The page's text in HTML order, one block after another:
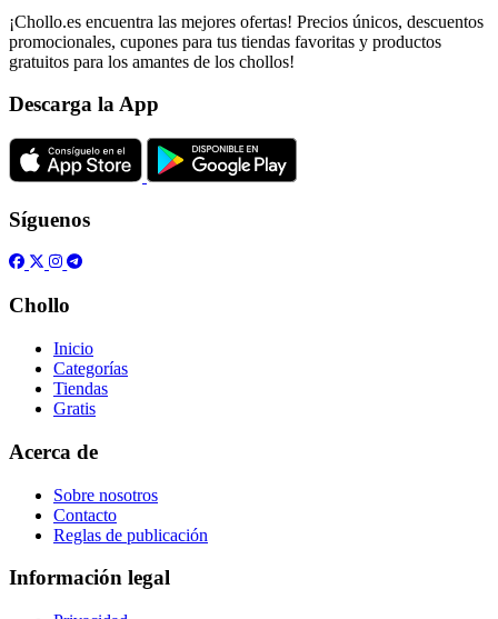
¡Chollo.es encuentra las mejores ofertas! Precios únicos, descuentos
promocionales, cupones para tus tiendas favoritas y productos
gratuitos para los amantes de los chollos!
Descarga la App
Síguenos
Chollo
Inicio
Categorías
Tiendas
Gratis
Acerca de
Sobre nosotros
Contacto
Reglas de publicación
Información legal